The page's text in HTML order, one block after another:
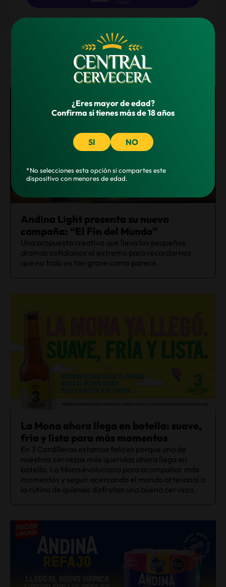
Andina Light presenta su nueva
campaña: “El Fin del Mundo”
Una propuesta creativa que lleva los pequeños
dramas cotidianos al extremo para recordarnos
que no todo es tan grave como parece.
La Mona ahora llega en botella: suave,
fría y lista para más momentos
En 3 Cordilleras estamos felices porque una de
nuestras cervezas más queridas ahora llega en
botella. La Mona evoluciona para acompañar más
momentos y seguir acercando el mundo artesanal a
la rutina de quienes disfrutan una buena cerveza.
¿Eres mayor de edad?
Confirma si tienes más de 18 años
SI NO
*No selecciones esta opción si compartes este
dispositivo con menores de edad.